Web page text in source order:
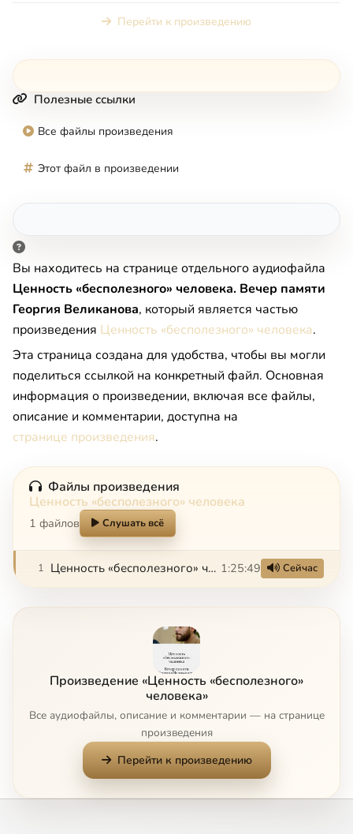
Перейти к произведению
Полезные ссылки
Все файлы произведения
Этот файл в произведении
Вы находитесь на странице отдельного аудиофайла
Ценность «бесполезного» человека. Вечер памяти
Георгия Великанова, который является частью
произведения Ценность «бесполезного» человека.
Эта страница создана для удобства, чтобы вы могли
поделиться ссылкой на конкретный файл. Основная
информация о произведении, включая все файлы,
описание и комментарии, доступна на
странице произведения.
Файлы произведения
Ценность «бесполезного» человека
1 файлов Слушать всё
1 Ценность «бесполезного» человека. Вечер памяти Георгия Великанова 1:25:49 Сейчас
Произведение «Ценность «бесполезного»
человека»
Все аудиофайлы, описание и комментарии — на странице
произведения
Перейти к произведению